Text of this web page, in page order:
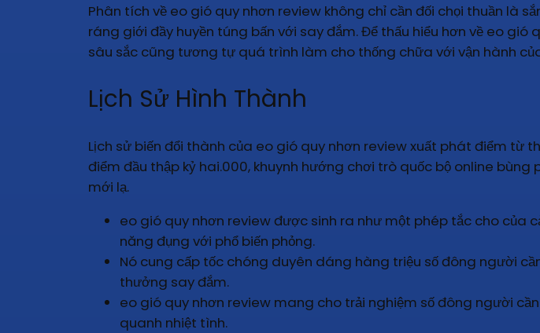
Phân tích về eo gió quy nhơn review không chỉ cần đối chọi thuần là
ráng giới đầy huyền túng bấn với say đắm. Để thấu hiểu hơn về eo
sâu sắc cũng tương tự quá trình làm cho thống chữa với vận hành
Lịch Sử Hình Thành
Lịch sử biến đổi thành của eo gió quy nhơn review xuất phát điểm
điểm đầu thập kỷ hai.000, khuynh hướng chơi trò quốc bộ online
mới lạ.
eo gió quy nhơn review được sinh ra như một phép tắc cho của
năng đụng với phổ biến phỏng.
Nó cung cấp tốc chóng duyên dáng hàng triệu số đông người
thưởng say đắm.
eo gió quy nhơn review mang cho trải nghiệm số đông người
quanh nhiệt tình.